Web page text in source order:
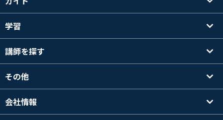
学習
講師を探す
その他
会社情報